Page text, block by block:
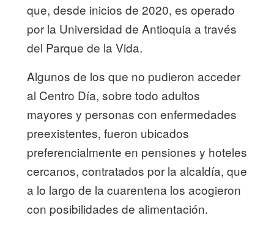
que, desde inicios de 2020, es operado
por la Universidad de Antioquia a través
del Parque de la Vida.
Algunos de los que no pudieron acceder
al Centro Día, sobre todo adultos
mayores y personas con enfermedades
preexistentes, fueron ubicados
preferencialmente en pensiones y hoteles
cercanos, contratados por la alcaldía, que
a lo largo de la cuarentena los acogieron
con posibilidades de alimentación.